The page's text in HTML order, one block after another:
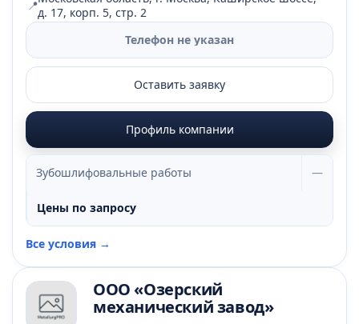
📍д. 17, корп. 5, стр. 2
Телефон не указан
Оставить заявку
Профиль компании
Зубошлифовальные работы —
Цены по запросу
Все условия →
ООО «Озерский
механический завод»